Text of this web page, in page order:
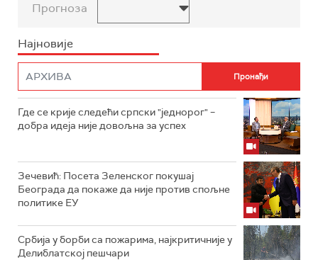
Прогноза
Најновије
Где се крије следећи српски "једнорог" –
добра идеја није довољна за успех
Зечевић: Посета Зеленског покушај
Београда да покаже да није против спољне
политике ЕУ
Србија у борби са пожарима, најкритичније у
Делиблатској пешчари